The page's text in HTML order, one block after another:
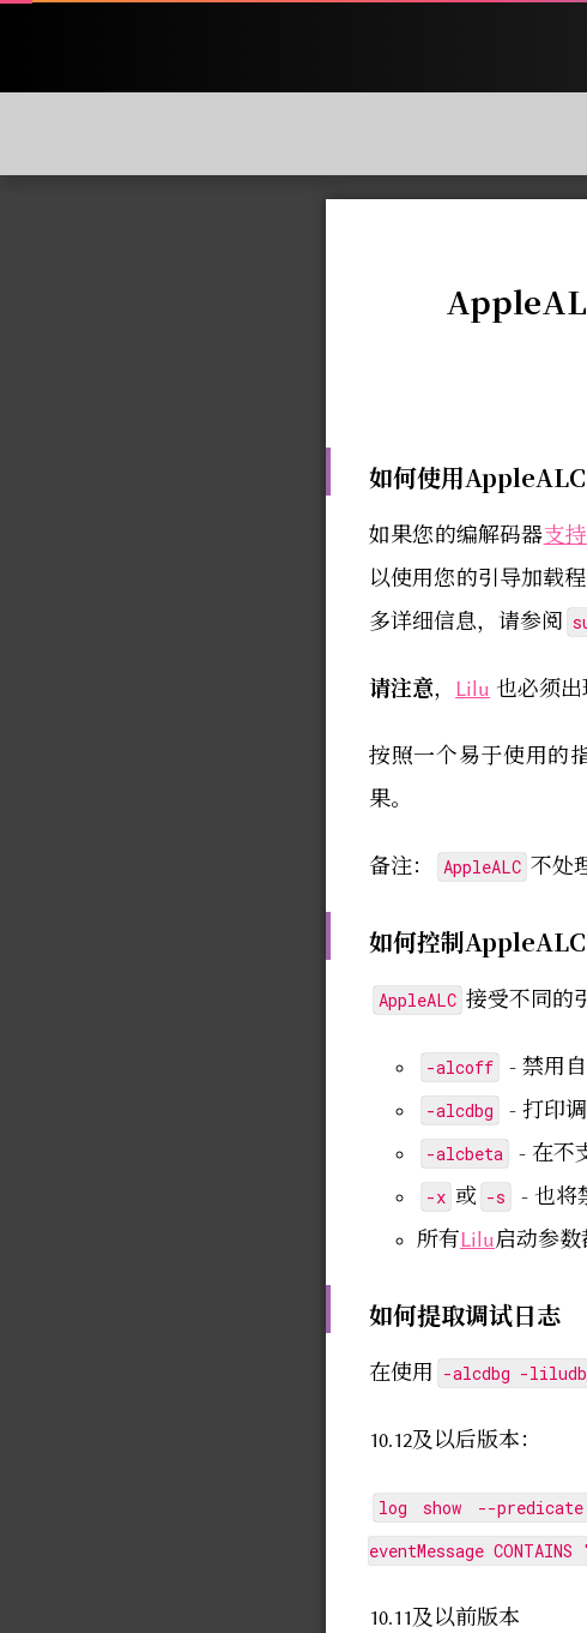
如何使用AppleALC
如果您的编解码器支持
以使用您的引导加载
多详细信息，请参阅
请注意， Lilu 也必须出
按照一个易于使用的
果。
备注： AppleALC 不处
如何控制AppleALC
AppleALC 接受不同的
-alcoff - 禁用
-alcdbg - 打印
-alcbeta - 在不
-x 或 -s
- 也将
所有Lilu启动参数
如何提取调试日志
在使用 -alcdbg -
10.12及以后版本：
log show --predicate
eventMessage
10.11及以前版本